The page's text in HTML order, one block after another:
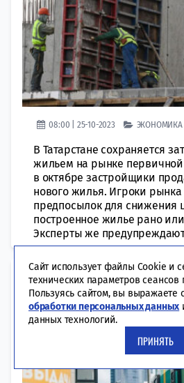
08:00 | 25-10-2023 ЭКОНОМИКА
В Татарстане сохраняется
жильем на рынке
в октябре застройщики
нового жилья. Игроки рынка
предпосылок для снижения
построенное жилье рано
Эксперты же
К чему приведет в
ужесточение
льготной ипотеке
Сайт использует файлы Cookie и
технических параметров сеансов
Пользуясь сайтом, вы выражаете
обработки персональных данных
данных технологий.
ПРИНЯТЬ